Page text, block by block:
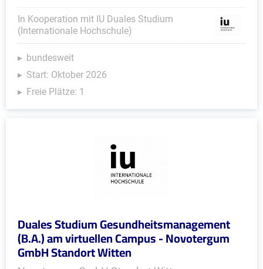
In Kooperation mit IU Duales Studium
(Internationale Hochschule)
bundesweit
Start: Oktober 2026
Freie Plätze: 1
Duales Studium Gesundheitsmanagement
(B.A.) am virtuellen Campus - Novotergum
GmbH Standort Witten